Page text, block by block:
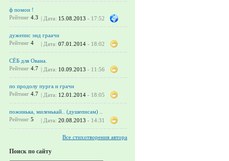
ф помои !
Рейтинг 4.3 | Дата: 15.08.2013 - 17:52
дужепис энд граачи
Рейтинг 4 | Дата: 07.01.2014 - 18:02
СЁБ для Ована.
Рейтинг 4.7 | Дата: 10.09.2013 - 11:56
по продолу пурга и грачи
Рейтинг 4.7 | Дата: 12.01.2014 - 18:05
пожинька, миленькай.. (душеписам) ..
Рейтинг 5 | Дата: 20.08.2013 - 14:31
Все стихотворения автора
Поиск по сайту